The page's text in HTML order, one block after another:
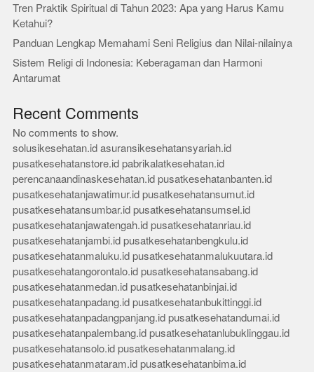
Tren Praktik Spiritual di Tahun 2023: Apa yang Harus Kamu
Ketahui?
Panduan Lengkap Memahami Seni Religius dan Nilai-nilainya
Sistem Religi di Indonesia: Keberagaman dan Harmoni
Antarumat
Recent Comments
No comments to show.
solusikesehatan.id asuransikesehatansyariah.id
pusatkesehatanstore.id pabrikalatkesehatan.id
perencanaandinaskesehatan.id pusatkesehatanbanten.id
pusatkesehatanjawatimur.id pusatkesehatansumut.id
pusatkesehatansumbar.id pusatkesehatansumsel.id
pusatkesehatanjawatengah.id pusatkesehatanriau.id
pusatkesehatanjambi.id pusatkesehatanbengkulu.id
pusatkesehatanmaluku.id pusatkesehatanmalukuutara.id
pusatkesehatangorontalo.id pusatkesehatansabang.id
pusatkesehatanmedan.id pusatkesehatanbinjai.id
pusatkesehatanpadang.id pusatkesehatanbukittinggi.id
pusatkesehatanpadangpanjang.id pusatkesehatandumai.id
pusatkesehatanpalembang.id pusatkesehatanlubuklinggau.id
pusatkesehatansolo.id pusatkesehatanmalang.id
pusatkesehatanmataram.id pusatkesehatanbima.id